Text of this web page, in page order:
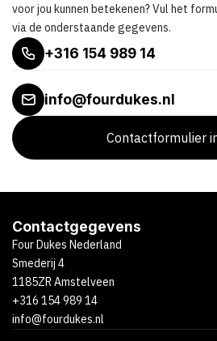
voor jou kunnen betekenen? Vul het
via de onderstaande gegevens.
+316 154 989 14
info@fourdukes.nl
Contactformulier
Contactgegevens
Four Dukes Nederland
Smederij 4
1185ZR Amstelveen
+316 154 989 14
info@fourdukes.nl